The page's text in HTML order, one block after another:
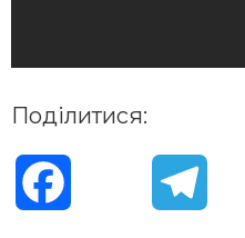
Поділитися: